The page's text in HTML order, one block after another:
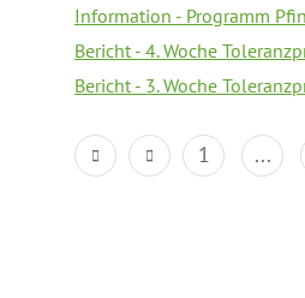
Information - Programm
Bericht - 4. Woche
Bericht - 3. Woche
1 ...